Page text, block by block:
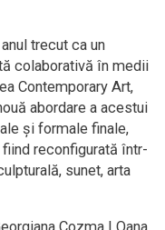
trecut ca un
colaborativă în medii
Contemporary Art,
abordare a acestui
şi formale finale,
reconfigurată într-
sunet, arta